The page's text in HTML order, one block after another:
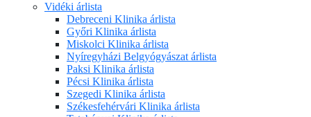
Vidéki árlista
Debreceni Klinika árlista
Győri Klinika árlista
Miskolci Klinika árlista
Nyíregyházi Belgyógyászat árlista
Paksi Klinika árlista
Pécsi Klinika árlista
Szegedi Klinika árlista
Székesfehérvári Klinika árlista